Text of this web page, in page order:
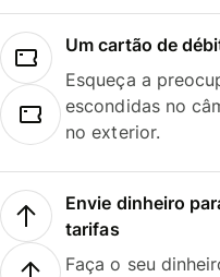
Um cartão de
Esqueça a
escondidas no
no exterior.
Envie dinheiro
tarifas
Faça o seu